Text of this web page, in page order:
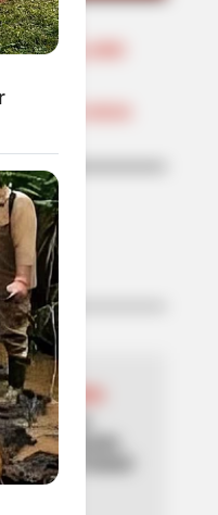
VIA AL LLANO
NARIÑO
captaron
abandonado
en Ciudad